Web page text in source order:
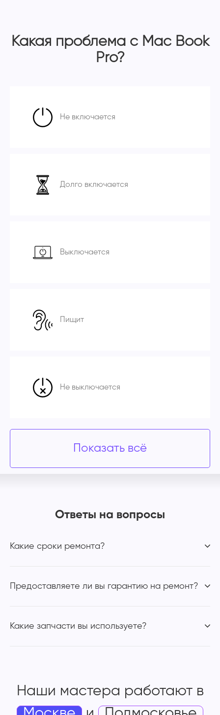
Какая проблема с Mac Book
Pro?
Не включается
Долго включается
Выключается
Пищит
Не выключается
Показать всё
Ответы на вопросы
Какие сроки ремонта?
Предоставляете ли вы гарантию на ремонт?
Какие запчасти вы используете?
Наши мастера работают в